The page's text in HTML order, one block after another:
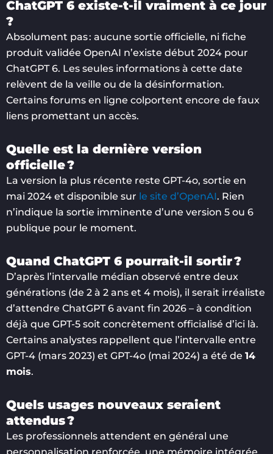
ChatGPT 6 existe-t-il vraiment à ce jour
?
Absolument pas : aucune sortie officielle, ni fiche
produit validée OpenAI n’existe début 2024 pour
ChatGPT 6. Les seules informations à cette date
relèvent de la veille ou de la désinformation.
Certains forums en ligne colportent encore de faux
liens promettant un accès.
Quelle est la dernière version
officielle ?
La version la plus récente reste GPT-4o, sortie en
mai 2024 et disponible sur le site d’OpenAI. Rien
n’indique la sortie imminente d’une version 5 ou 6
publique pour le moment.
Quand ChatGPT 6 pourrait-il sortir ?
D’après l’intervalle médian observé entre deux
générations (de 2 à 2 ans et 4 mois), il serait irréaliste
d’attendre ChatGPT 6 avant fin 2026 – à condition
déjà que GPT-5 soit concrètement officialisé d’ici là.
Certains analystes rappellent que l’intervalle entre
GPT-4 (mars 2023) et GPT-4o (mai 2024) a été de 14
mois.
Quels usages nouveaux seraient
attendus ?
Les professionnels attendent en général une